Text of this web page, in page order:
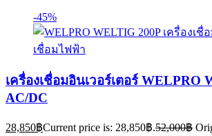
-45%
เครื่องเชื่อมอินเวอร์เตอร์ WELPRO
AC/DC
28,850฿Current price is: 28,850฿.52,000฿